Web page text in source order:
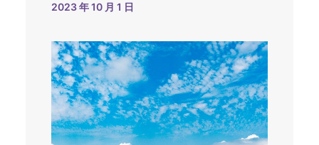
2023 年 10 月 1 日